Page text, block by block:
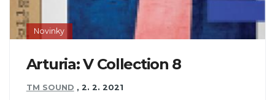
Novinky
Arturia: V Collection 8
TM SOUND , 2. 2. 2021